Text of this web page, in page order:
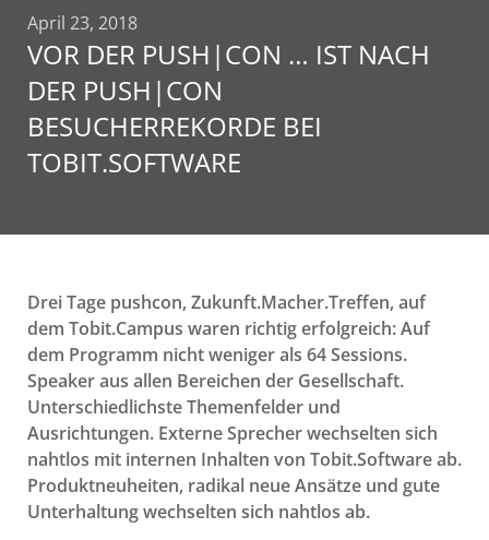
April 23, 2018
VOR DER PUSH|CON … IST NACH
DER PUSH|CON
BESUCHERREKORDE BEI
TOBIT.SOFTWARE
Drei Tage pushcon, Zukunft.Macher.Treffen, auf
dem Tobit.Campus waren richtig erfolgreich: Auf
dem Programm nicht weniger als 64 Sessions.
Speaker aus allen Bereichen der Gesellschaft.
Unterschiedlichste Themenfelder und
Ausrichtungen. Externe Sprecher wechselten sich
nahtlos mit internen Inhalten von Tobit.Software ab.
Produktneuheiten, radikal neue Ansätze und gute
Unterhaltung wechselten sich nahtlos ab.